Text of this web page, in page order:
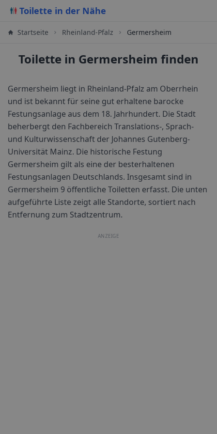
Toilette in der Nähe
Startseite Rheinland-Pfalz Germersheim
Toilette in Germersheim finden
Germersheim liegt in Rheinland-Pfalz am Oberrhein
und ist bekannt für seine gut erhaltene barocke
Festungsanlage aus dem 18. Jahrhundert. Die Stadt
beherbergt den Fachbereich Translations-, Sprach-
und Kulturwissenschaft der Johannes Gutenberg-
Universität Mainz. Die historische Festung
Germersheim gilt als eine der besterhaltenen
Festungsanlagen Deutschlands. Insgesamt sind in
Germersheim 9 öffentliche Toiletten erfasst. Die unten
aufgeführte Liste zeigt alle Standorte, sortiert nach
Entfernung zum Stadtzentrum.
ANZEIGE